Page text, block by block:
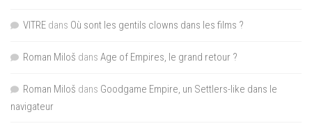
VITRE dans Où sont les gentils clowns dans les films ?
Roman Miloš dans Age of Empires, le grand retour ?
Roman Miloš dans Goodgame Empire, un Settlers-like dans le
navigateur